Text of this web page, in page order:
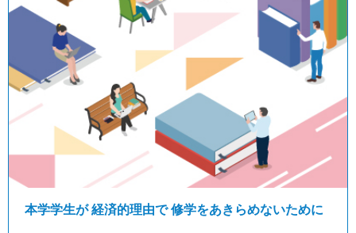
本学学生が 経済的理由で 修学をあきらめないために